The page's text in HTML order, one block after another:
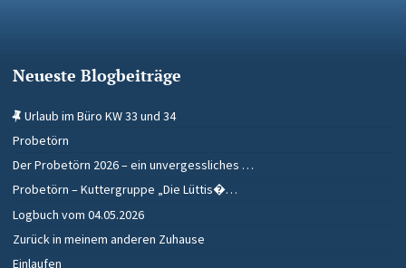
Neueste Blogbeiträge
Urlaub im Büro KW 33 und 34
Probetörn
Der Probetörn 2026 – ein unvergessliches …
Probetörn – Kuttergruppe „Die Lüttis�…
Logbuch vom 04.05.2026
Zurück in meinem anderen Zuhause
Einlaufen